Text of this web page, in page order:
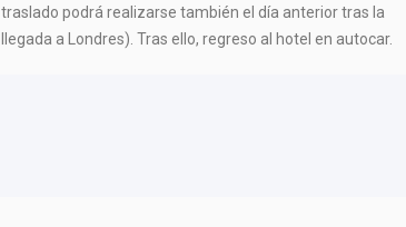
traslado podrá realizarse también el día anterior tras la
llegada a Londres). Tras ello, regreso al hotel en autocar.